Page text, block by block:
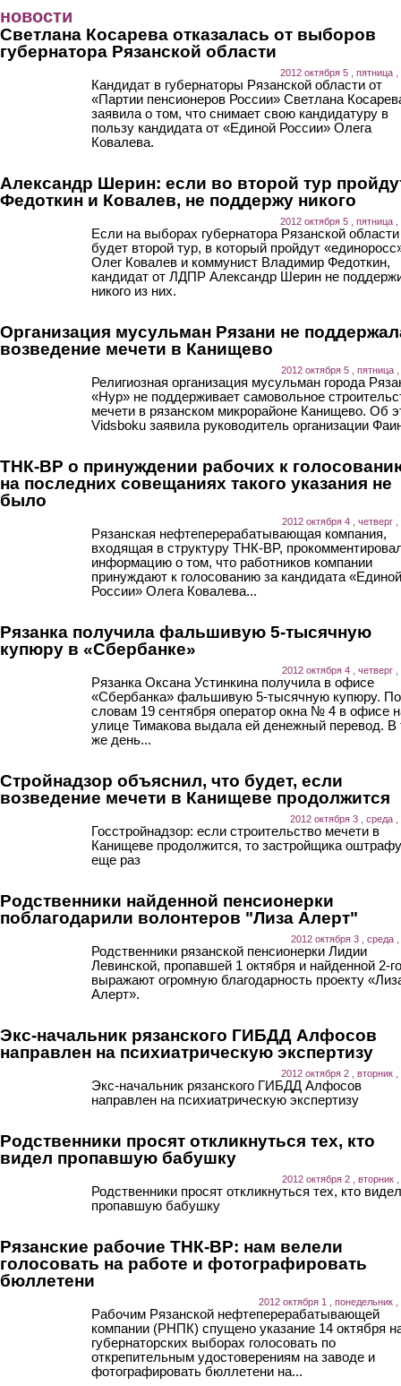
новости
Светлана Косарева отказалась от выборов
губернатора Рязанской области
2012 октября 5 , пятница ,
Кандидат в губернаторы Рязанской области от
«Партии пенсионеров России» Светлана
заявила о том, что снимает свою кандидатуру в
пользу кандидата от «Единой России» Олега
Ковалева.
Александр Шерин: если во второй тур
Федоткин и Ковалев, не поддержу никого
2012 октября 5 , пятница ,
Если на выборах губернатора Рязанской области
будет второй тур, в который пройдут
Олег Ковалев и коммунист Владимир Федоткин,
кандидат от ЛДПР Александр Шерин не
никого из них.
Организация мусульман Рязани не
возведение мечети в Канищево
2012 октября 5 , пятница ,
Религиозная организация мусульман города
«Нур» не поддерживает самовольное
мечети в рязанском микрорайоне Канищево. Об
Vidsboku заявила руководитель организации
ТНК-BP о принуждении рабочих к
на последних совещаниях такого указания не
было
2012 октября 4 , четверг
Рязанская нефтеперерабатывающая компания,
входящая в структуру ТНК-BP,
информацию о том, что работников компании
принуждают к голосованию за кандидата «Единой
России» Олега Ковалева...
Рязанка получила фальшивую 5-тысячную
купюру в «Сбербанке»
2012 октября 4 , четверг
Рязанка Оксана Устинкина получила в офисе
«Сбербанка» фальшивую 5-тысячную купюру.
словам 19 сентября оператор окна № 4 в офисе
улице Тимакова выдала ей денежный перевод. В
же день...
Стройнадзор объяснил, что будет, если
возведение мечети в Канищеве продолжится
2012 октября 3 , среда ,
Госстройнадзор: если строительство мечети в
Канищеве продолжится, то застройщика
еще раз
Родственники найденной пенсионерки
поблагодарили волонтеров "Лиза Алерт"
2012 октября 3 , среда ,
Родственники рязанской пенсионерки Лидии
Левинской, пропавшей 1 октября и найденной 2-
выражают огромную благодарность проекту
Алерт».
Экс-начальник рязанского ГИБДД Алфосов
направлен на психиатрическую экспертизу
2012 октября 2 , вторник ,
Экс-начальник рязанского ГИБДД Алфосов
направлен на психиатрическую экспертизу
Родственники просят откликнуться тех, кто
видел пропавшую бабушку
2012 октября 2 , вторник
Родственники просят откликнуться тех, кто видел
пропавшую бабушку
Рязанские рабочие ТНК-ВР: нам велели
голосовать на работе и фотографировать
бюллетени
2012 октября 1 , понедельник ,
Рабочим Рязанской нефтеперерабатывающей
компании (РНПК) спущено указание 14 октября
губернаторских выборах голосовать по
открепительным удостоверениям на заводе и
фотографировать бюллетени на...